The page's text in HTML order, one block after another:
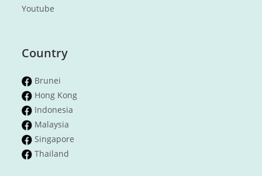
Youtube
Country
Brunei
Hong Kong
Indonesia
Malaysia
Singapore
Thailand